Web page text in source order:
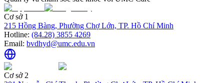
Cơ sở 1
215 Hồng Bàng, Phường Chợ Lớn, TP. Hồ Chí Minh
Hotline: (84.28) 3855 4269
Email: bvdhyd@umc.edu.vn
Cơ sở 2